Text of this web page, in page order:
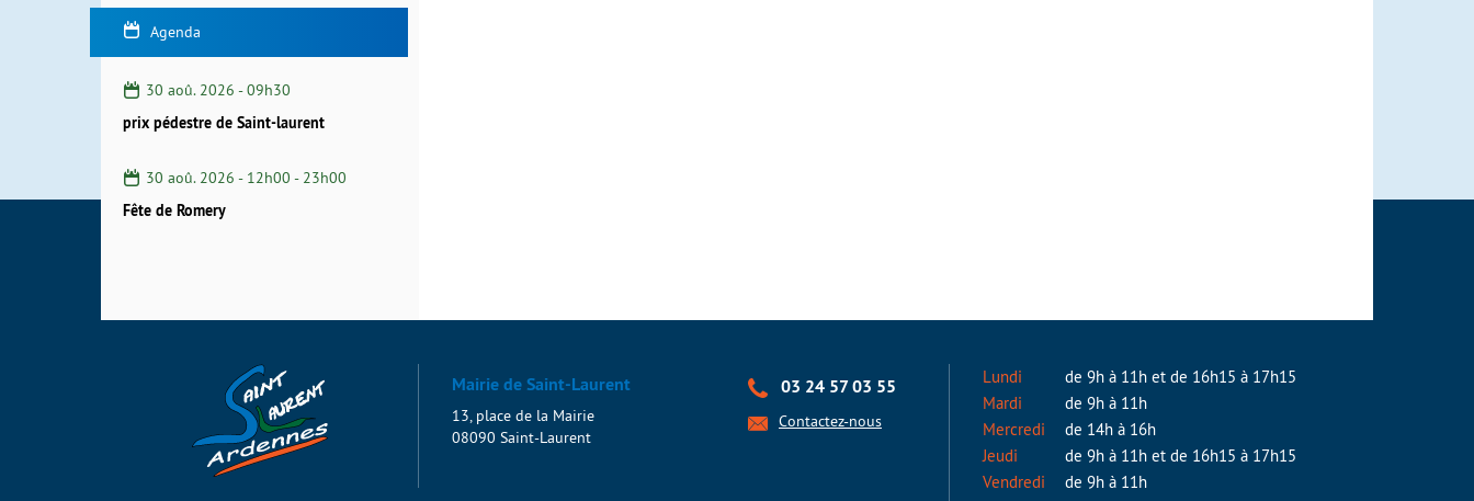
Agenda
30 aoû. 2026 - 09h30
prix pédestre de Saint-laurent
30 aoû. 2026 - 12h00 - 23h00
Fête de Romery
Mairie de Saint-Laurent
13, place de la Mairie
08090 Saint-Laurent
03 24 57 03 55
Contactez-nous
Lundi
de 9h à 11h et de 16h15 à 17h15
Mardi
de 9h à 11h
Mercredi
de 14h à 16h
Jeudi
de 9h à 11h et de 16h15 à 17h15
Vendredi
de 9h à 11h